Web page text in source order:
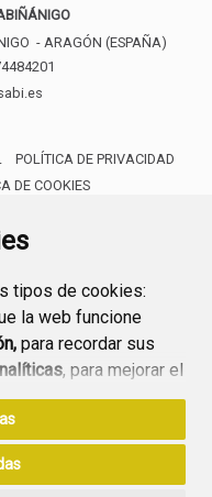
tipos de cookies:
la web funcione
para recordar sus
, para mejorar el
todas”
pulsa el botón
- ARAGÓN (ESPAÑA)
POLÍTICA DE PRIVACIDAD
DE COOKIES